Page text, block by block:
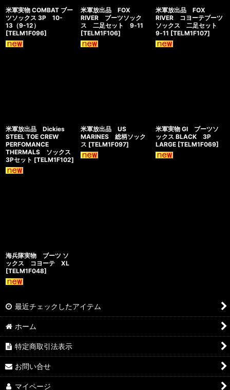
米軍実物 COMBAT ブー
ツソックス 3P 10-
13（9-12）
[TELM1F096]
米軍放出品 FOX
RIVER ブーツソック
ス 二足セット 9‐11
[TELM1F106]
米軍放出品 FOX
RIVER コヨーテブーツ
ソックス 二足セット
9‐11 [TELM1F107]
米軍放出品 Dickies
STEEL TOE CREW
PERFOMANCE
THERMALS ソックス
3Pセット [TELM1F102]
米軍放出品 US
MARINES 総柄ソック
ス [TELM1F097]
米軍実物 GI ブーツソ
ックス BLACK 3P
LARGE [TELM1F069]
海兵隊実物 ブーツ ソ
ックス コヨーテ XL
[TELM1F048]
最近チェックしたアイテム
ホーム
特定商取引法表示
お問い合せ
マイページ